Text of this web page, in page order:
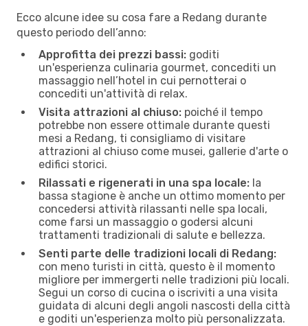
Ecco alcune idee su cosa fare a Redang durante
questo periodo dell’anno:
Approfitta dei prezzi bassi: goditi
un'esperienza culinaria gourmet, concediti un
massaggio nell’hotel in cui pernotterai o
concediti un'attività di relax.
Visita attrazioni al chiuso: poiché il tempo
potrebbe non essere ottimale durante questi
mesi a Redang, ti consigliamo di visitare
attrazioni al chiuso come musei, gallerie d'arte o
edifici storici.
Rilassati e rigenerati in una spa locale: la
bassa stagione è anche un ottimo momento per
concedersi attività rilassanti nelle spa locali,
come farsi un massaggio o godersi alcuni
trattamenti tradizionali di salute e bellezza.
Senti parte delle tradizioni locali di Redang:
con meno turisti in città, questo è il momento
migliore per immergerti nelle tradizioni più locali.
Segui un corso di cucina o iscriviti a una visita
guidata di alcuni degli angoli nascosti della città
e goditi un'esperienza molto più personalizzata.